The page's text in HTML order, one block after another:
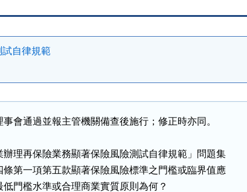
自律規範
會通過並報主管機關備查後施行；修正時亦同。
辦理再保險業務顯著保險風險測試自律規範」問題集
條第一項第五款顯著保險風險標準之門檻或臨界值應
低門檻水準或合理商業實質原則為何？